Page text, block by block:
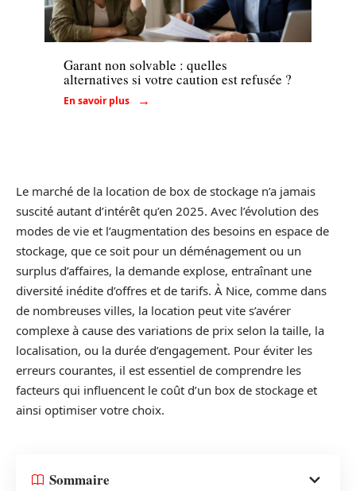
Conseils
Garant non solvable : quelles
alternatives si votre caution est refusée ?
En savoir plus
Le marché de la location de box de stockage n’a jamais
suscité autant d’intérêt qu’en 2025. Avec l’évolution des
modes de vie et l’augmentation des besoins en espace de
stockage, que ce soit pour un déménagement ou un
surplus d’affaires, la demande explose, entraînant une
diversité inédite d’offres et de tarifs. À Nice, comme dans
de nombreuses villes, la location peut vite s’avérer
complexe à cause des variations de prix selon la taille, la
localisation, ou la durée d’engagement. Pour éviter les
erreurs courantes, il est essentiel de comprendre les
facteurs qui influencent le coût d’un box de stockage et
ainsi optimiser votre choix.
Sommaire